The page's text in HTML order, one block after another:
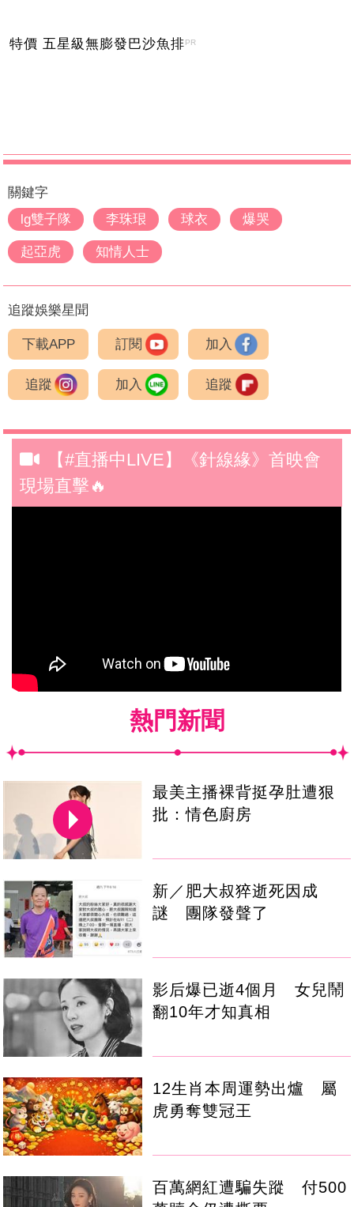
特價 五星級無膨發巴沙魚排PR
關鍵字
lg雙子隊
李珠珢 球衣 爆哭
起亞虎 知情人士
追蹤娛樂星聞
下載APP 訂閱 加入
追蹤 加入 追蹤
【#直播中LIVE】《針線緣》首映會
現場直擊🔥
熱門新聞
最美主播裸背挺孕肚遭狠
批：情色廚房
新／肥大叔猝逝死因成
謎 團隊發聲了
影后爆已逝4個月 女兒鬧
翻10年才知真相
12生肖本周運勢出爐 屬
虎勇奪雙冠王
百萬網紅遭騙失蹤 付500